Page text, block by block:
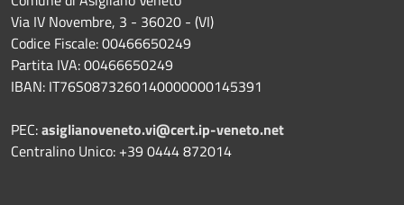
Via IV Novembre, 3 - 36020 - (VI)
Codice Fiscale: 00466650249
Partita IVA: 00466650249
IBAN: IT76S0873260140000000145391
PEC:asiglianoveneto.vi@cert.ip-veneto.net
Centralino Unico: +39 0444 872014